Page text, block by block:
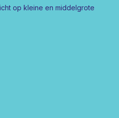
op kleine en middelgrote